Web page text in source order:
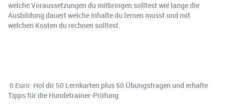
welche Voraussetzungen du mitbringen solltest wie lange die
Ausbildung dauert welche Inhalte du lernen musst und mit
welchen Kosten du rechnen solltest.
️ ⁠0 Euro: Hol dir 50 Lernkarten plus 50 Übungsfragen und erhalte
Tipps für die Hundetrainer-Prüfung⁠